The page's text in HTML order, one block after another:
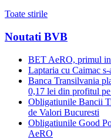
Toate stirile
Noutati BVB
BET AeRO, primul
Laptaria cu Caimac
Banca Transilvania
0,17 lei din profitul
Obligatiunile Bancii
de Valori Bucuresti
Obligatiunile Good
AeRO